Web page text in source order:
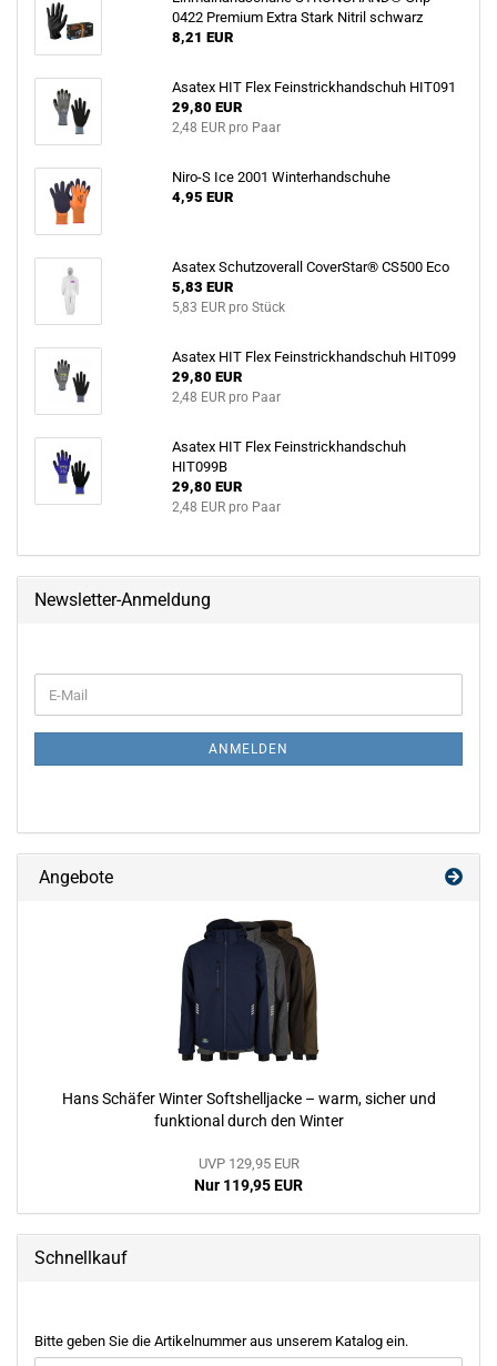
0422 Premium Extra Stark Nitril schwarz
8,21 EUR
Asatex HIT Flex Feinstrickhandschuh HIT091
29,80 EUR
2,48 EUR pro Paar
Niro-S Ice 2001 Winterhandschuhe
4,95 EUR
Asatex Schutzoverall CoverStar® CS500 Eco
5,83 EUR
5,83 EUR pro Stück
Asatex HIT Flex Feinstrickhandschuh HIT099
29,80 EUR
2,48 EUR pro Paar
Asatex HIT Flex Feinstrickhandschuh
HIT099B
29,80 EUR
2,48 EUR pro Paar
Newsletter-Anmeldung
ZUR
E-
Mail
ANMELDEN
Angebote
Hans Schäfer Winter Softshelljacke – warm, sicher und
funktional durch den Winter
UVP 129,95 EUR
Nur 119,95 EUR
Schnellkauf
BITTE
GEBEN
Bitte geben Sie die Artikelnummer aus unserem Katalog ein.